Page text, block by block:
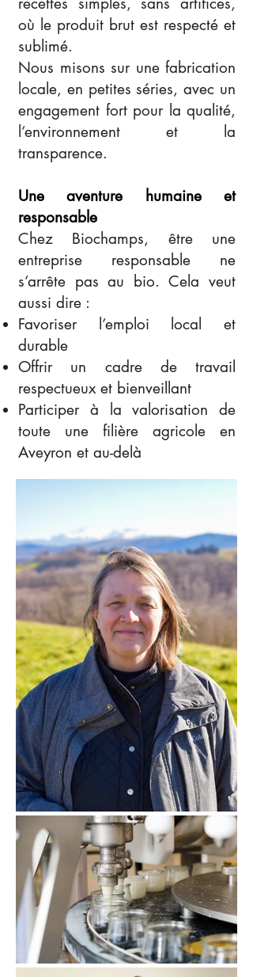
où le produit brut est respecté et
sublimé.
Nous misons sur une fabrication
locale, en petites séries, avec un
engagement fort pour la qualité,
l’environnement et la
transparence.
Une aventure humaine et
responsable
Chez Biochamps, être une
entreprise responsable ne
s’arrête pas au bio. Cela veut
aussi dire :
Favoriser l’emploi local et
durable
Offrir un cadre de travail
respectueux et bienveillant
Participer à la valorisation de
toute une filière agricole en
Aveyron et au-delà